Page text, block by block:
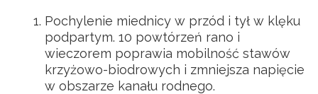
Pochylenie miednicy w przód i tył w klęku
podpartym. 10 powtórzeń rano i
wieczorem poprawia mobilność stawów
krzyżowo-biodrowych i zmniejsza napięcie
w obszarze kanału rodnego.